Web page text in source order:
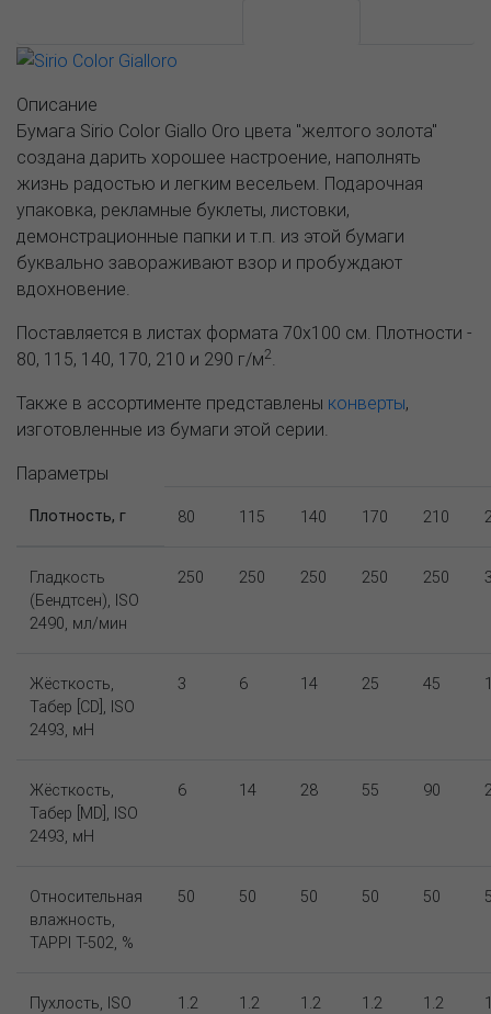
Описание
Бумага Sirio Color Giallo Oro цвета "желтого золота"
создана дарить хорошее настроение, наполнять
жизнь радостью и легким весельем. Подарочная
упаковка, рекламные буклеты, листовки,
демонстрационные папки и т.п. из этой бумаги
буквально завораживают взор и пробуждают
вдохновение.
Поставляется в листах формата 70х100 см. Плотности -
80, 115, 140, 170, 210 и 290 г/м2
Также в ассортименте представлены конверты,
изготовленные из бумаги этой серии.
Параметры
Плотность, г 80 115 140 170 210
Гладкость
(Бендтсен), ISO
2490, мл/мин
250 250 250 250 250
Жёсткость,
Табер [CD], ISO
2493, мН
3 6 14 25 45
Жёсткость,
Табер [MD], ISO
2493, мН
6 14 28 55 90
Относительная
влажность,
TAPPI T-502, %
50 50 50 50 50
Пухлость, ISO
1.2 1.2 1.2 1.2 1.2